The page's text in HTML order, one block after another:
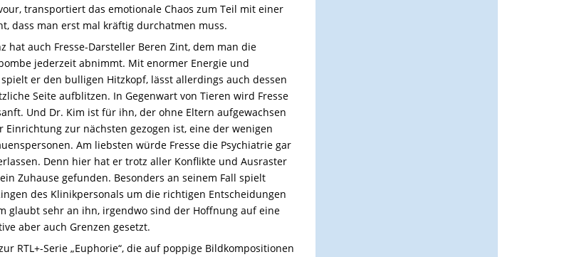
transportiert das emotionale Chaos zum Teil mit einer
dass man erst mal kräftig durchatmen muss.
hat auch Fresse-Darsteller Beren Zint, dem man die
jederzeit abnimmt. Mit enormer Energie und
er den bulligen Hitzkopf, lässt allerdings auch dessen
Seite aufblitzen. In Gegenwart von Tieren wird Fresse
Und Dr. Kim ist für ihn, der ohne Eltern aufgewachsen
Einrichtung zur nächsten gezogen ist, eine der wenigen
Am liebsten würde Fresse die Psychiatrie gar
Denn hier hat er trotz aller Konflikte und Ausraster
Zuhause gefunden. Besonders an seinem Fall spielt
des Klinikpersonals um die richtigen Entscheidungen
glaubt sehr an ihn, irgendwo sind der Hoffnung auf eine
aber auch Grenzen gesetzt.
RTL+-Serie „Euphorie“, die auf poppige Bildkompositionen